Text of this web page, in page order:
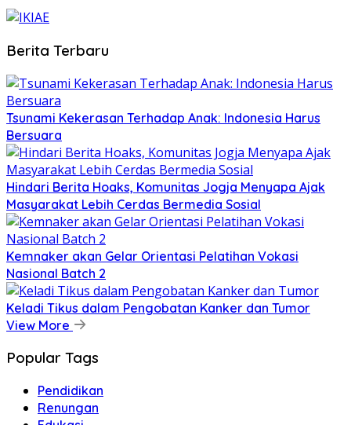
Berita Terbaru
Tsunami Kekerasan Terhadap Anak: Indonesia Harus
Bersuara
Hindari Berita Hoaks, Komunitas Jogja Menyapa Ajak
Masyarakat Lebih Cerdas Bermedia Sosial
Kemnaker akan Gelar Orientasi Pelatihan Vokasi
Nasional Batch 2
Keladi Tikus dalam Pengobatan Kanker dan Tumor
View More
Popular Tags
Pendidikan
Renungan